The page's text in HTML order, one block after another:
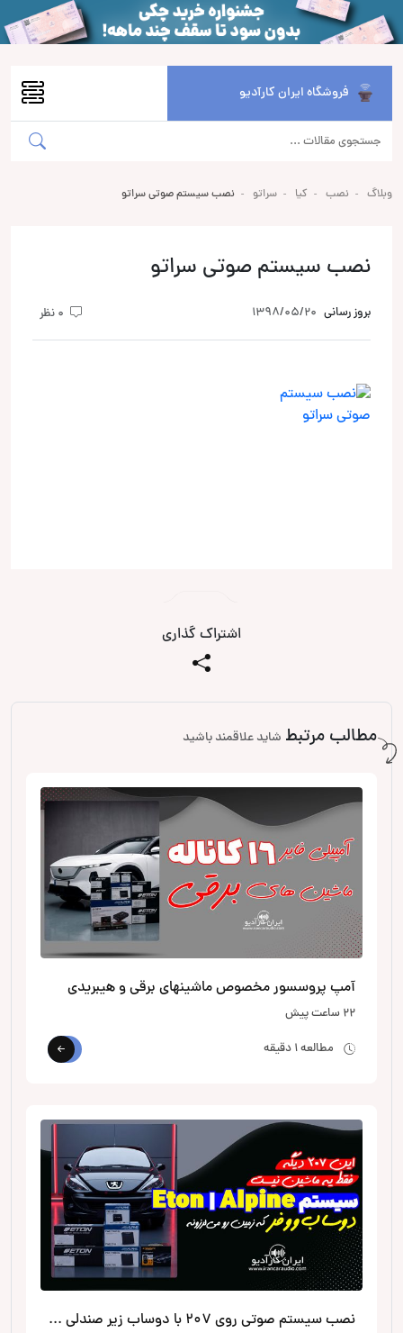
فروشگاه ایران کارآدیو
وبلاگ نصب کیا سراتو نصب سیستم صوتی سراتو
نصب سیستم صوتی سراتو
بروز رسانی 1398/05/20
اشتراک گذاری
مطالب مرتبط شاید علاقمند باشید
آمپ پروسسور مخصوص ماشینهای برقی و هیبریدی
22 ساعت پیش
مطالعه 1 دقیقه
نصب سیستم صوتی روی 207 با دوساب زیر صندلی از الپاین